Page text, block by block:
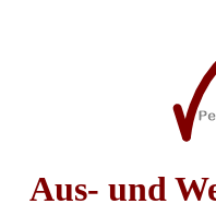
Aus- und